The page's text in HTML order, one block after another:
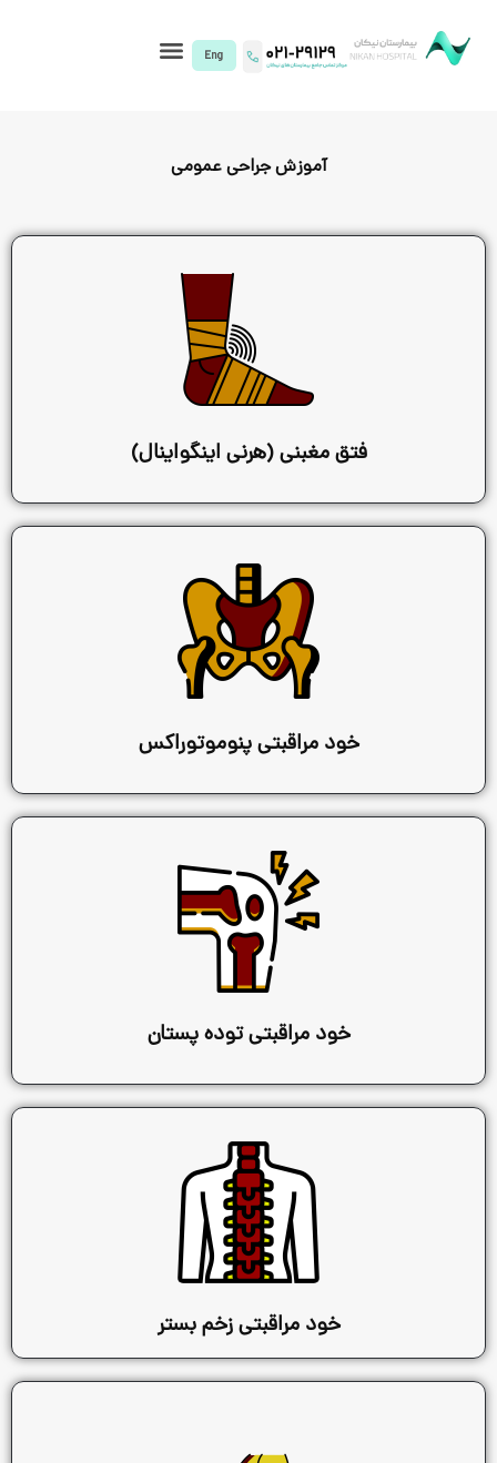
آموزش جراحی عمومی
مغبنی (هرنی اینگواینال)
مراقبتی پنوموتوراکس
مراقبتی توده پستان
خود مراقبتی زخم بستر